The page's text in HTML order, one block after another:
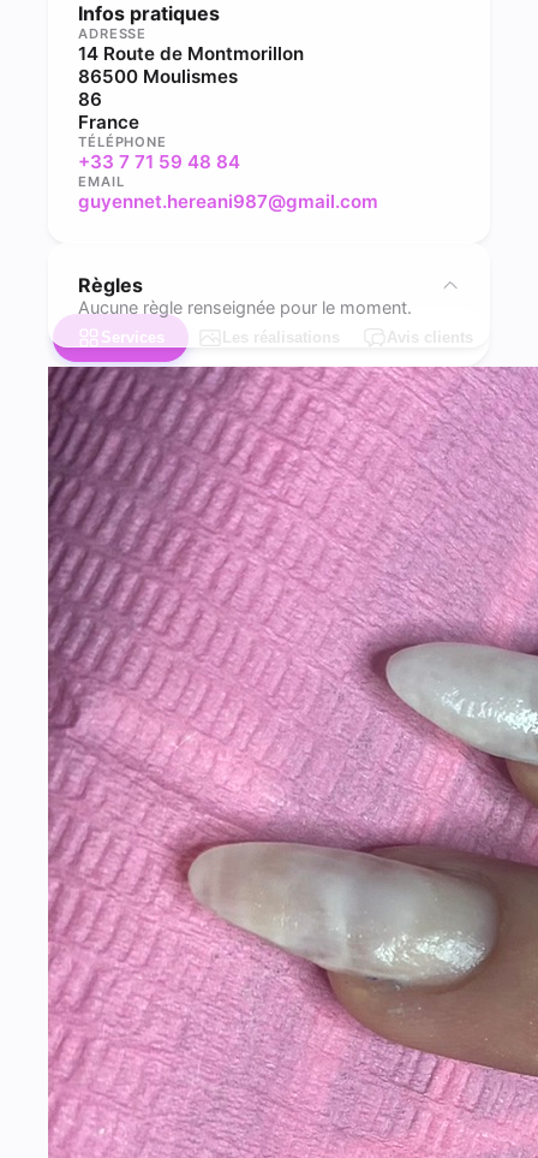
Infos pratiques
ADRESSE
14 Route de Montmorillon
86500 Moulismes
86
France
TÉLÉPHONE
+33 7 71 59 48 84
EMAIL
guyennet.hereani987@gmail.com
Règles
Aucune règle renseignée pour le moment.
Services Les réalisations Avis clients